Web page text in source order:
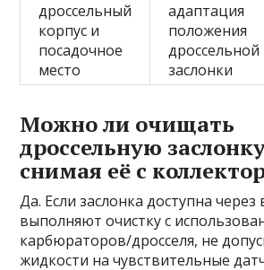
дроссельный
корпус и
посадочное
место
адаптация
положения
дроссельной
заслонки
Можно ли очищать
дроссельную
снимая её с
Да. Если заслонка доступна через
выполняют очистку с
карбюраторов/дросселя, не
жидкости на чувствительные